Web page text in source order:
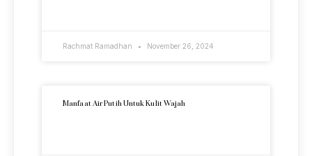
Rachmat Ramadhan November 26, 2024
Manfaat Air Putih Untuk Kulit Wajah